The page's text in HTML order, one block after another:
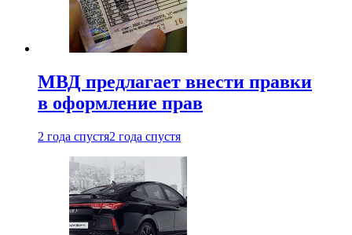
МВД предлагает внести правки
в оформление прав
2 года спустя2 года спустя